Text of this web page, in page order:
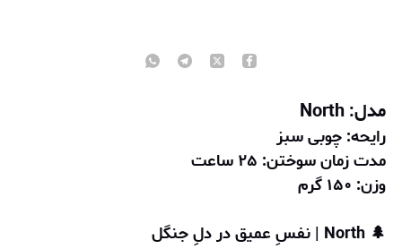
مدل: North
رایحه: چوبی سبز
مدت زمان سوختن: ۲۵ ساعت
وزن: ۱۵۰ گرم
🌲 North | نفسِ عمیق در دلِ جنگل